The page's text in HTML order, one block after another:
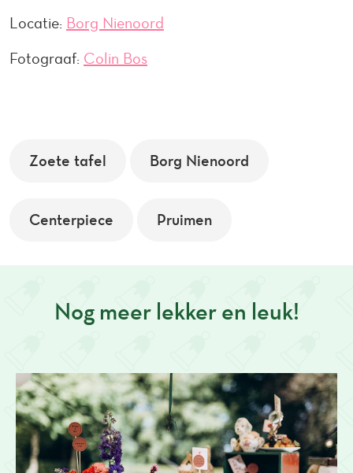
Locatie: Borg Nienoord
Fotograaf: Colin Bos
Zoete tafel Borg Nienoord
Centerpiece Pruimen
Nog meer lekker en leuk!